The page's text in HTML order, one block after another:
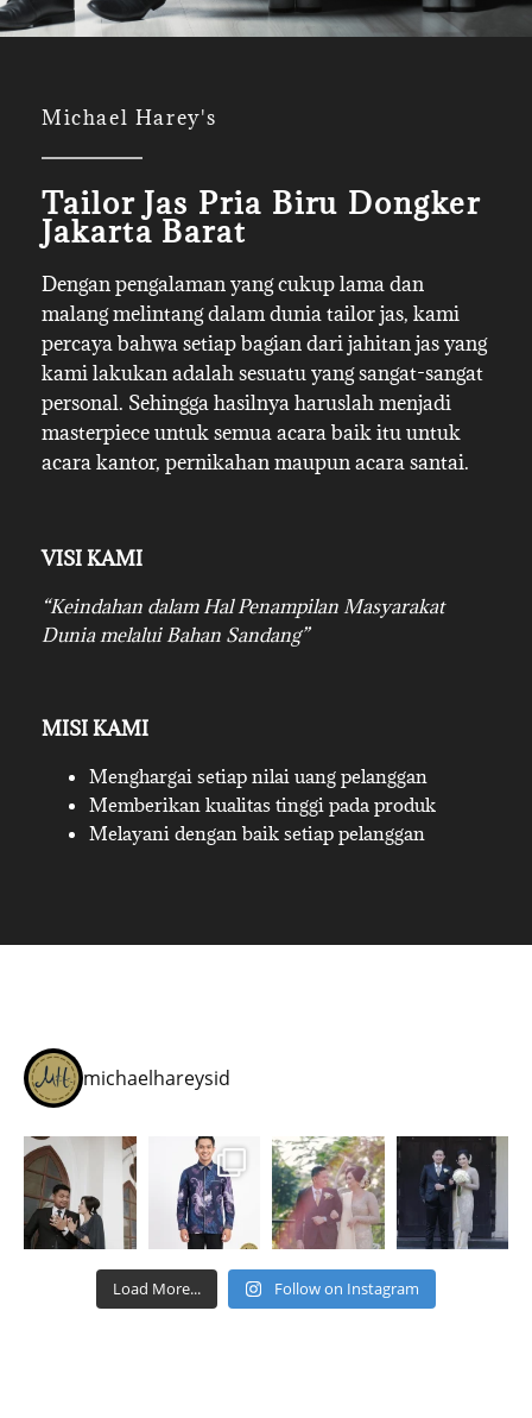
Michael Harey's
Tailor Jas Pria Biru Dongker
Jakarta Barat
Dengan pengalaman yang cukup lama dan
malang melintang dalam dunia tailor jas, kami
percaya bahwa setiap bagian dari jahitan jas yang
kami lakukan adalah sesuatu yang sangat-sangat
personal. Sehingga hasilnya haruslah menjadi
masterpiece untuk semua acara baik itu untuk
acara kantor, pernikahan maupun acara santai.
VISI KAMI
“Keindahan dalam Hal Penampilan Masyarakat
Dunia melalui Bahan Sandang”
MISI KAMI
Menghargai setiap nilai uang pelanggan
Memberikan kualitas tinggi pada produk
Melayani dengan baik setiap pelanggan
michaelhareysid
Load More... Follow on Instagram